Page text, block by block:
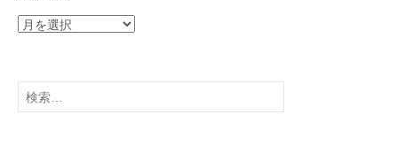
過
投
稿
検
索: